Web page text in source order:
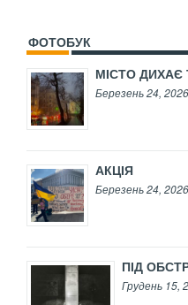
ФОТОБУК
МІСТО
Березень 24, 2026
АКЦІЯ
Березень 24, 2026
ПІД
Грудень 15,